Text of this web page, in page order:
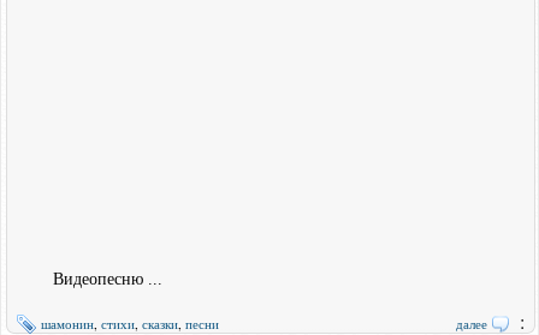
Видеопесню ...
шамонин стихи сказки песни далее :